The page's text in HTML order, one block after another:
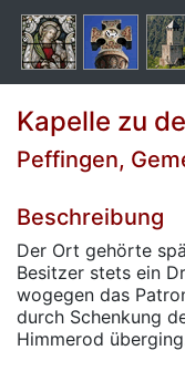
Kapelle zu
Peffingen,
Beschreibung
Der Ort gehörte
Besitzer stets ein
wogegen das
durch Schenkung
Himmerod